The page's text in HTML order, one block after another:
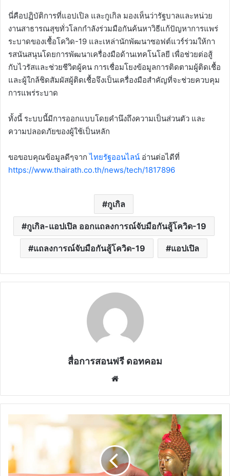
นี่คือปฏิบัติการที่แอปเปิล และกูเกิล มองเห็นว่ารัฐบาลและหน่วย
งานสาธารณสุขทั่วโลกกำลังร่วมมือกันค้นหาวิธีแก้ปัญหาการแพร่
ระบาดของเชื้อโควิด-19 และเหล่านักพัฒนาซอฟต์แวร์ร่วมให้กา
รสนันสนุนโดยการพัฒนาเครื่องมือด้านเทคโนโลยี เพื่อช่วยต่อสู้
กับไวรัสและช่วยชีวิตผู้คน การเชื่อมโยงข้อมูลการติดตามผู้ติดเชื้อ
และผู้ใกล้ชิดสัมผัสผู้ติดเชื้อจึงเป็นเครื่องมือสำคัญที่จะช่วยควบคุม
การแพร่ระบาด
ทั้งนี้ ระบบนี้มีการออกแบบโดยคำนึงถึงความเป็นส่วนตัว และ
ความปลอดภัยของผู้ใช้เป็นหลัก
ขอขอบคุณข้อมูลดีๆจากไทยรัฐออนไลน์ อ่านต่อไดีที่
https://www.thairath.co.th/news/tech/1817896
กูเกิล
กูเกิล-แอปเปิล ออกแถลงการณ์จับมือกันสู้โควิด-19
แถลงการณ์จับมือกันสู้โควิด-19 แอปเปิล
สื่อการสอนฟรี ดอทคอม
พระ
ที่
บ้าน